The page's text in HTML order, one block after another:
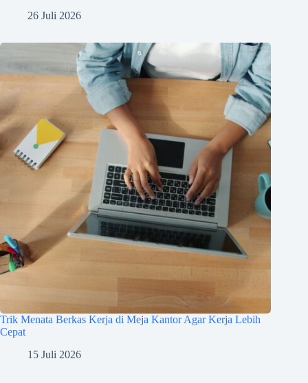
26 Juli 2026
Trik Menata Berkas Kerja di Meja Kantor Agar Kerja Lebih
Cepat
15 Juli 2026